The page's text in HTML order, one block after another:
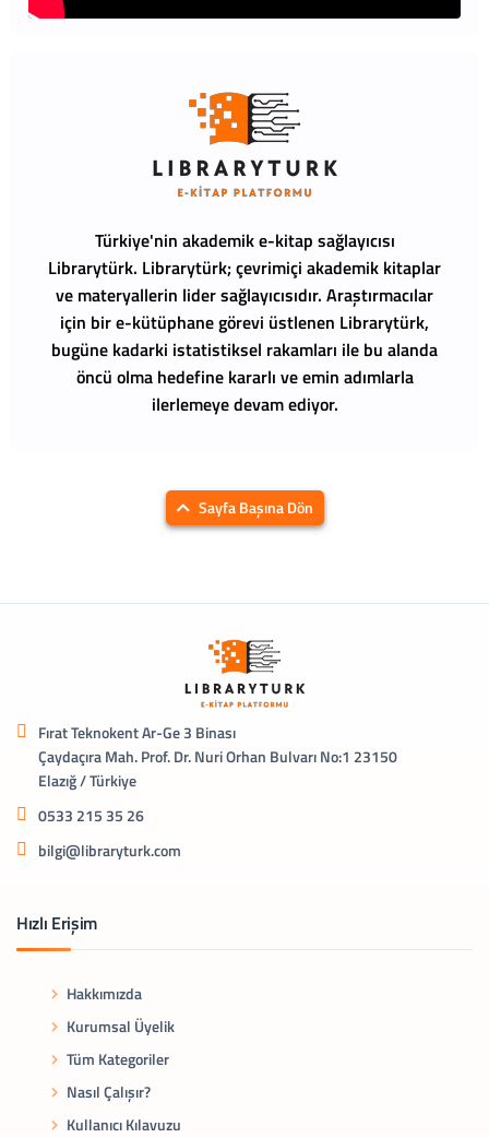
Türkiye'nin akademik e-kitap sağlayıcısı
Librarytürk. Librarytürk; çevrimiçi akademik kitaplar
ve materyallerin lider sağlayıcısıdır. Araştırmacılar
için bir e-kütüphane görevi üstlenen Librarytürk,
bugüne kadarki istatistiksel rakamları ile bu alanda
öncü olma hedefine kararlı ve emin adımlarla
ilerlemeye devam ediyor.
Sayfa Başına Dön
Fırat Teknokent Ar-Ge 3 Binası
Çaydaçıra Mah. Prof. Dr. Nuri Orhan Bulvarı No:1 23150
Elazığ / Türkiye
0533 215 35 26
bilgi@libraryturk.com
Hızlı Erişim
Hakkımızda
Kurumsal Üyelik
Tüm Kategoriler
Nasıl Çalışır?
Kullanıcı Kılavuzu